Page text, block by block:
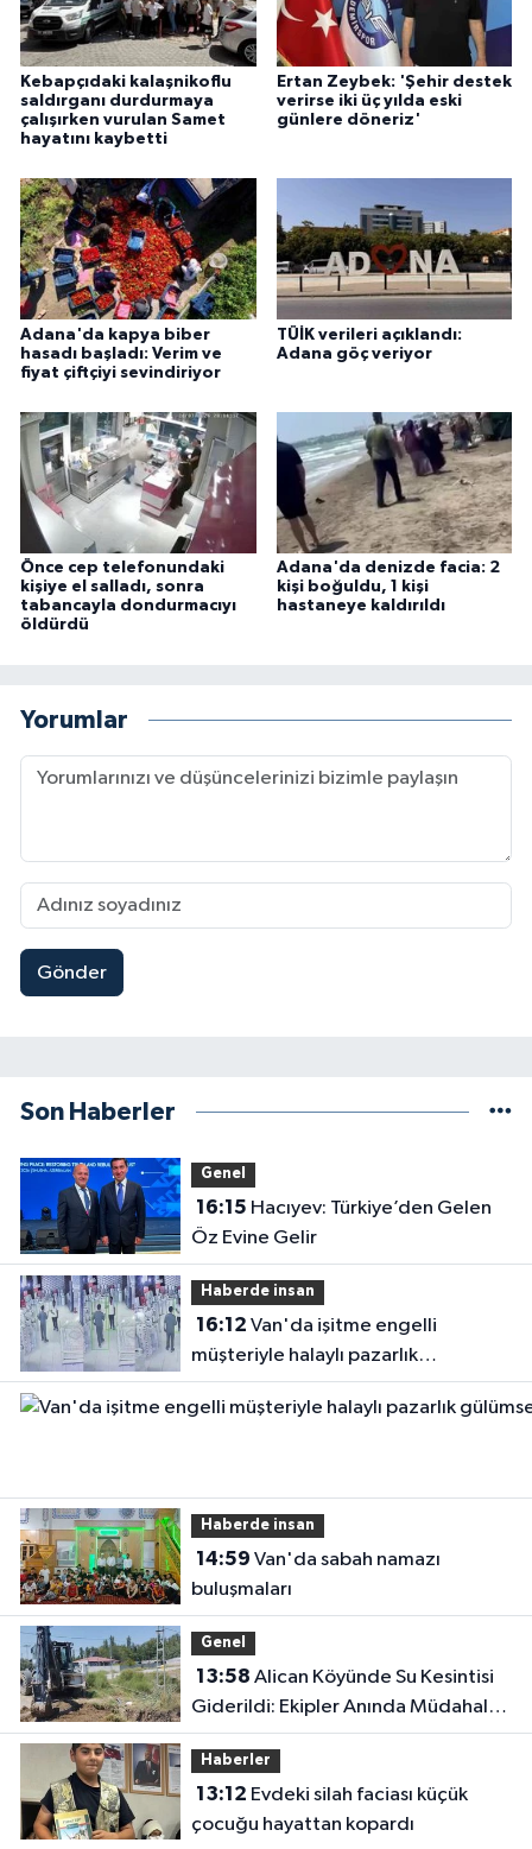
Kebapçıdaki kalaşnikoflu
saldırganı durdurmaya
çalışırken vurulan Samet
hayatını kaybetti
Ertan Zeybek: 'Şehir destek
verirse iki üç yılda eski
günlere döneriz'
Adana'da kapya biber
hasadı başladı: Verim ve
fiyat çiftçiyi sevindiriyor
TÜİK verileri açıklandı:
Adana göç veriyor
Önce cep telefonundaki
kişiye el salladı, sonra
tabancayla dondurmacıyı
öldürdü
Adana'da denizde facia: 2
kişi boğuldu, 1 kişi
hastaneye kaldırıldı
Yorumlar
Gönder
Son Haberler
Genel
16:15
Öz Evine Gelir
Haberde insan
16:12
müşteriyle halaylı pazarlık
gülümsetti
Haberde insan
14:59
buluşmaları
Genel
13:58
Giderildi: Ekipler Anında Müdahale
Etti
Haberler
13:12
çocuğu hayattan kopardı